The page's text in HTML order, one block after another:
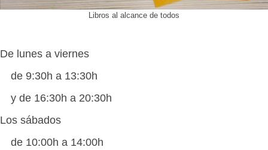
Libros al alcance de todos
De lunes a viernes
de 9:30h a 13:30h
y de 16:30h a 20:30h
Los sábados
de 10:00h a 14:00h